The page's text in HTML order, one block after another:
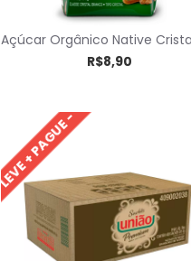
Açúcar Orgânico Native
R$8,90
LEVE + PAGUE -